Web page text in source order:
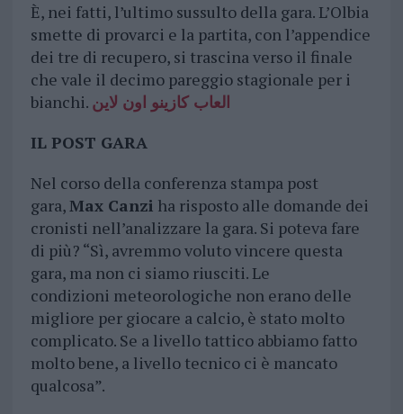
È, nei fatti, l’ultimo sussulto della gara. L’Olbia
smette di provarci e la partita, con l’appendice
dei tre di recupero, si trascina verso il finale
che vale il decimo pareggio stagionale per i
bianchi. العاب كازينو اون لاين
IL POST GARA
Nel corso della conferenza stampa post
gara,Max Canzi ha risposto alle domande dei
cronisti nell’analizzare la gara. Si poteva fare
di più? “Sì, avremmo voluto vincere questa
gara, ma non ci siamo riusciti. Le
condizioni meteorologiche non erano delle
migliore per giocare a calcio, è stato molto
complicato. Se a livello tattico abbiamo fatto
molto bene, a livello tecnico ci è mancato
qualcosa”.